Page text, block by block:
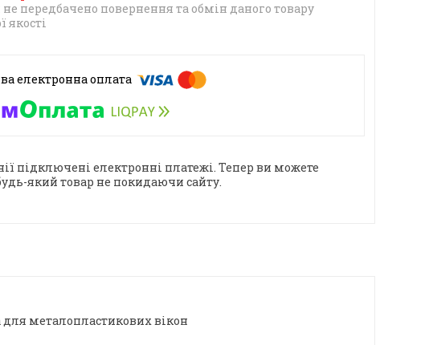
передбачено повернення та обмін даного товару
якості
підключені електронні платежі. Тепер ви можете
який товар не покидаючи сайту.
для металопластикових вікон